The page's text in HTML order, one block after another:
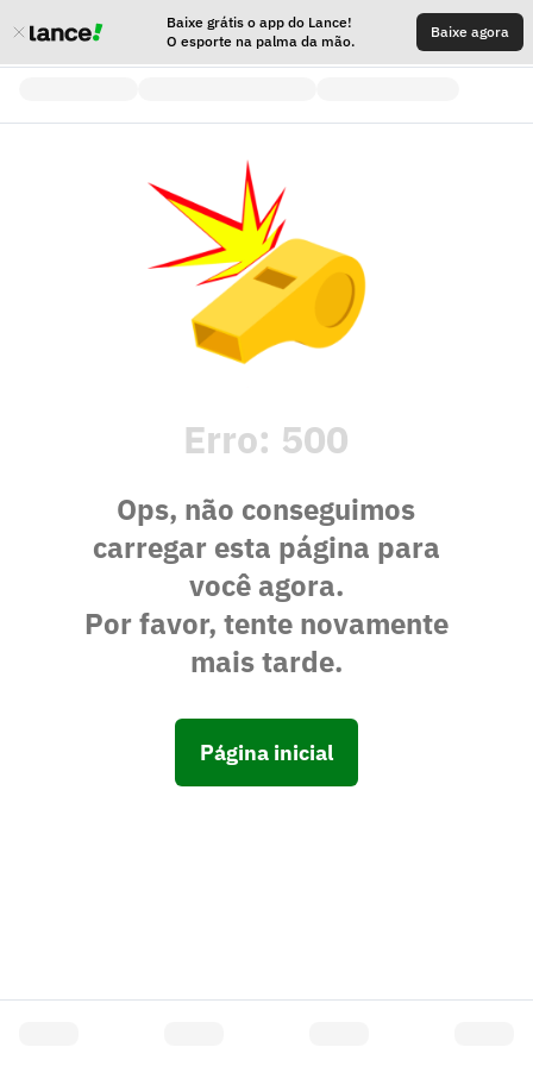
Baixe grátis o app do Lance!
O esporte na palma da mão.
Baixe agora
Erro: 500
Ops, não conseguimos
carregar esta página para
você agora.
Por favor, tente novamente
mais tarde.
Página inicial